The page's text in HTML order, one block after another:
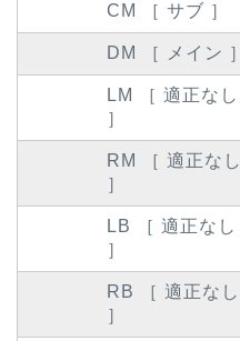
CM ［ サブ ］
DM ［ メイン ］
LM ［ 適正なし
］
RM ［ 適正なし
］
LB ［ 適正なし
］
RB ［ 適正なし
］